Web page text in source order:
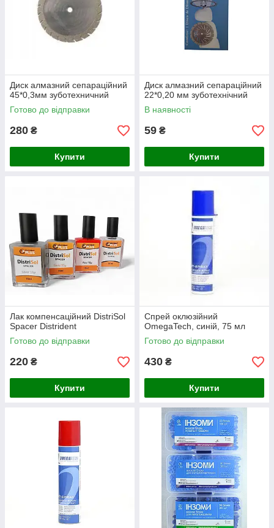
Диск алмазний сепараційний
45*0,3мм зуботехничний
Готово до відправки
280 ₴
Купити
Диск алмазний сепараційний
22*0,20 мм зуботехнічний
В наявності
59 ₴
Купити
Лак компенсаційний DistriSol
Spacer Distrident
Готово до відправки
220 ₴
Купити
Спрей оклюзійний
OmegaTech, синій, 75 мл
Готово до відправки
430 ₴
Купити